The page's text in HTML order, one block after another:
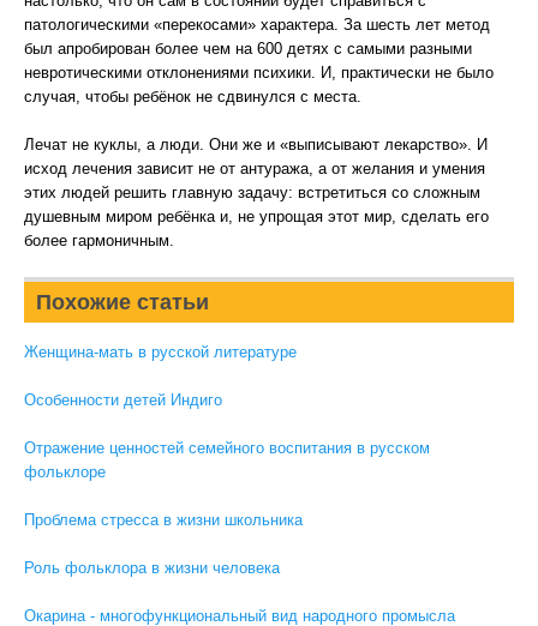
патологическими «перекосами» характера. За шесть лет метод
был апробирован более чем на 600 детях с самыми разными
невротическими отклонениями психики. И, практически не было
случая, чтобы ребёнок не сдвинулся с места.
Лечат не куклы, а люди. Они же и «выписывают лекарство». И
исход лечения зависит не от антуража, а от желания и умения
этих людей решить главную задачу: встретиться со сложным
душевным миром ребёнка и, не упрощая этот мир, сделать его
более гармоничным.
Похожие статьи
Женщина-мать в русской литературе
Особенности детей Индиго
Отражение ценностей семейного воспитания в русском
фольклоре
Проблема стресса в жизни школьника
Роль фольклора в жизни человека
Окарина - многофункциональный вид народного промысла